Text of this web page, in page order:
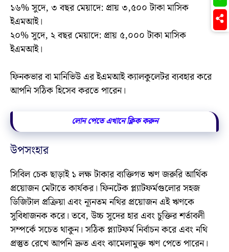
১৬% সুদে, ৩ বছর মেয়াদে: প্রায় ৩,৫০০ টাকা মাসিক
ইএমআই।
২০% সুদে, ২ বছর মেয়াদে: প্রায় ৫,০০০ টাকা মাসিক
ইএমআই।
ফিনকভার বা মানিভিউ এর ইএমআই ক্যালকুলেটর ব্যবহার করে
আপনি সঠিক হিসেব করতে পারেন।
লোন পেতে এখানে ক্লিক করুন
উপসংহার
সিবিল চেক ছাড়াই ১ লক্ষ টাকার ব্যক্তিগত ঋণ জরুরি আর্থিক
প্রয়োজন মেটাতে কার্যকর। ফিনটেক প্ল্যাটফর্মগুলোর সহজ
ডিজিটাল প্রক্রিয়া এবং ন্যূনতম নথির প্রয়োজন এই ঋণকে
সুবিধাজনক করে। তবে, উচ্চ সুদের হার এবং চুক্তির শর্তাবলী
সম্পর্কে সচেত থাকুন। সঠিক প্ল্যাটফর্ম নির্বাচন করে এবং নথি
প্রস্তুত রেখে আপনি দ্রুত এবং ঝামেলামুক্ত ঋণ পেতে পারেন।